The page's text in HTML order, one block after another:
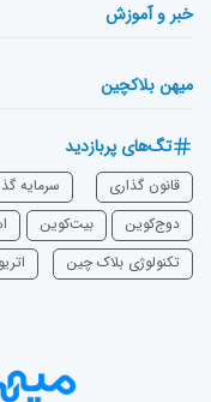
خبر و آموزش
میهن بلاکچین
تگ‌های پربازدید
قانون گذاری سرمایه‌
دوج‌کوین
بیت‌کوین
تکنولوژی بلاک چین